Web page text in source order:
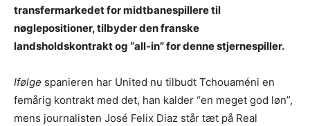
transfermarkedet for midtbanespillere til
nøglepositioner, tilbyder den franske
landsholdskontrakt og “all-in” for denne stjernespiller.
Ifølge spanieren har United nu tilbudt Tchouaméni en
femårig kontrakt med det, han kalder “en meget god løn”,
mens journalisten José Felix Diaz står tæt på Real